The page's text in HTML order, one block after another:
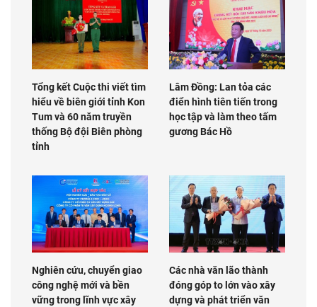
Tổng kết Cuộc thi viết tìm
hiểu về biên giới tỉnh Kon
Tum và 60 năm truyền
thống Bộ đội Biên phòng
tỉnh
Lâm Đồng: Lan tỏa các
điển hình tiên tiến trong
học tập và làm theo tấm
gương Bác Hồ
Nghiên cứu, chuyển giao
công nghệ mới và bền
vững trong lĩnh vực xây
Các nhà văn lão thành
đóng góp to lớn vào xây
dựng và phát triển văn